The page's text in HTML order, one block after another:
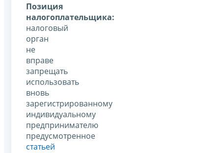
Позиция
налогоплательщика:
налоговый
орган
не
вправе
запрещать
использовать
вновь
зарегистрированному
индивидуальному
предпринимателю
предусмотренное
статьей